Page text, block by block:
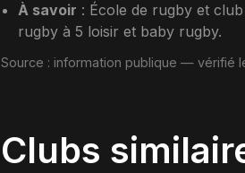
À savoir : École de rugby et
rugby à 5 loisir et baby rugby.
Source : information publique — vérifié
Clubs